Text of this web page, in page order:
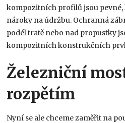
kompozitních profilů jsou pevné,
nároky na údržbu. Ochranná
podél tratě nebo nad propustky
kompozitních konstrukčních
Železniční
rozpětím
Nyní se ale chceme zaměřit na